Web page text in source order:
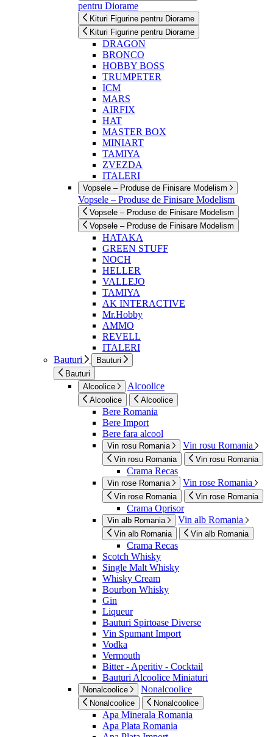
pentru Diorame
Kituri Figurine pentru Diorame
Kituri Figurine pentru Diorame
DRAGON
BRONCO
HOBBY BOSS
TRUMPETER
ICM
MARS
AIRFIX
HAT
MASTER BOX
MINIART
TAMIYA
ZVEZDA
ITALERI
Vopsele – Produse de Finisare Modelism
Vopsele – Produse de Finisare Modelism
Vopsele – Produse de Finisare Modelism
Vopsele – Produse de Finisare Modelism
HATAKA
GREEN STUFF
NOCH
HELLER
VALLEJO
TAMIYA
AK INTERACTIVE
Mr.Hobby
AMMO
REVELL
ITALERI
Bauturi
Bauturi
Bauturi
Alcoolice
Alcoolice
Alcoolice Alcoolice
Bere Romania
Bere Import
Bere fara alcool
Vin rosu Romania Vin rosu Romania
Vin rosu Romania Vin rosu Romania
Crama Recas
Vin rose Romania Vin rose Romania
Vin rose Romania Vin rose Romania
Crama Oprisor
Vin alb Romania Vin alb Romania
Vin alb Romania Vin alb Romania
Crama Recas
Scotch Whisky
Single Malt Whisky
Whisky Cream
Bourbon Whisky
Gin
Liqueur
Bauturi Spirtoase Diverse
Vin Spumant Import
Vodka
Vermouth
Bitter - Aperitiv - Cocktail
Bauturi Alcoolice Miniaturi
Nonalcoolice Nonalcoolice
Nonalcoolice Nonalcoolice
Apa Minerala Romania
Apa Plata Romania